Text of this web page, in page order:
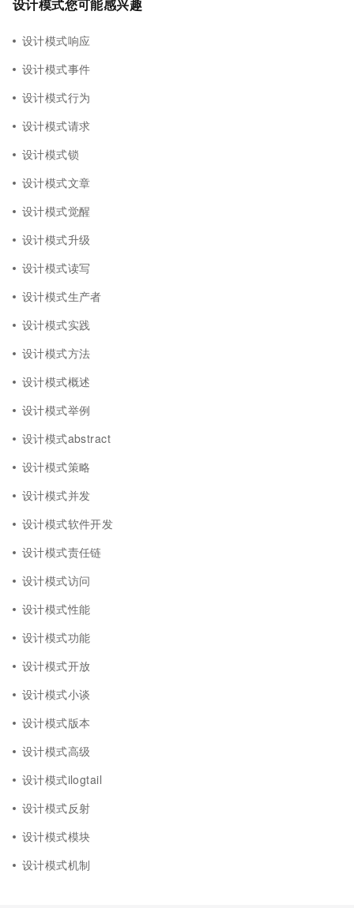
设计模式您可能感兴趣
设计模式响应
设计模式事件
设计模式行为
设计模式请求
设计模式锁
设计模式文章
设计模式觉醒
设计模式升级
设计模式读写
设计模式生产者
设计模式实践
设计模式方法
设计模式概述
设计模式举例
设计模式abstract
设计模式策略
设计模式并发
设计模式软件开发
设计模式责任链
设计模式访问
设计模式性能
设计模式功能
设计模式开放
设计模式小谈
设计模式版本
设计模式高级
设计模式ilogtail
设计模式反射
设计模式模块
设计模式机制